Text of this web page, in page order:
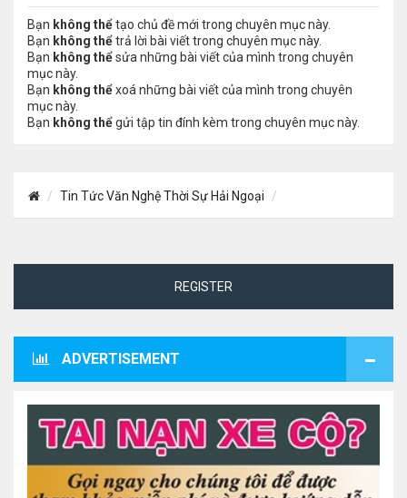
Bạn không thểtạo chủ đề mới trong chuyên mục này.
Bạn không thểtrả lời bài viết trong chuyên mục này.
Bạn không thểsửa những bài viết của mình trong chuyên
mục này.
Bạn không thểxoá những bài viết của mình trong chuyên
mục này.
Bạn không thểgửi tập tin đính kèm trong chuyên mục này.
Tin Tức Văn Nghệ Thời Sự Hải Ngoại
REGISTER
ADVERTISEMENT